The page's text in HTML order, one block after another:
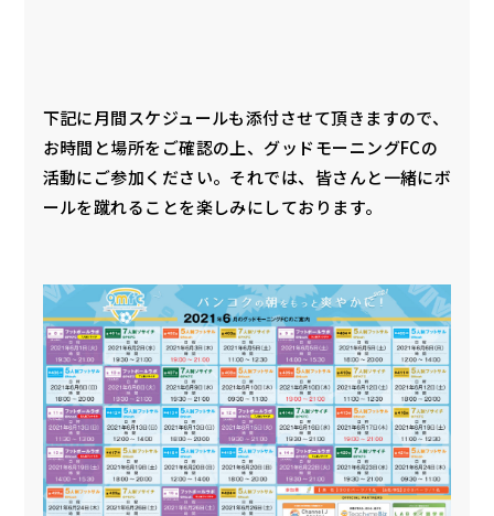
下記に月間スケジュールも添付させて頂きますので、
お時間と場所をご確認の上、グッドモーニングFCの
活動にご参加ください。それでは、皆さんと一緒にボ
ールを蹴れることを楽しみにしております。